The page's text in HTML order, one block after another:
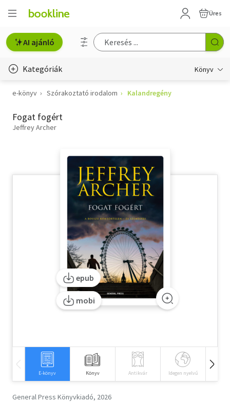
Üres
AI ajánló
Kategóriák Könyv
Életmód, egészség
Erotika
Hobbi, szabadidő
Szótár, nyelvkönyv
Tankönyv, segédkönyv
Társadalomtudomány
e-könyv Szórakoztató irodalom Kalandregény
Fogat fogért
Jeffrey Archer
epub
mobi
E-könyv Könyv Antikvár Idegen nyelvű
General Press Könyvkiadó, 2026